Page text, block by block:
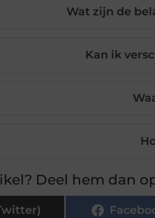
Wat zijn de
Kan ik
Deel hem dan